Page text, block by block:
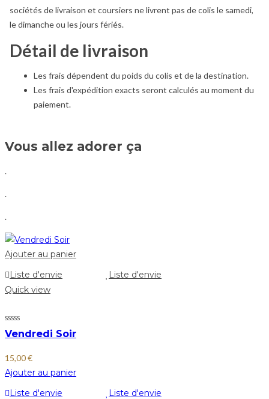
sociétés de livraison et coursiers ne livrent pas de colis le samedi,
le dimanche ou les jours fériés.
Détail de livraison
Les frais dépendent du poids du colis et de la destination.
Les frais d'expédition exacts seront calculés au moment du
paiement.
Vous allez adorer ça
.
.
.
Ajouter au panier
Liste d'envie
Liste d'envie
Quick view
Vendredi Soir
15,00€
Ajouter au panier
Liste d'envie
Liste d'envie